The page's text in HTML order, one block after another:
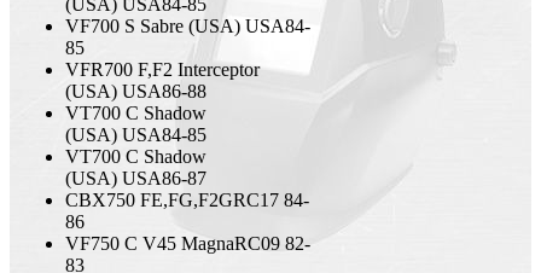
(USA) USA84-85
VF700 S Sabre (USA) USA84-
85
VFR700 F,F2 Interceptor
(USA) USA86-88
VT700 C Shadow
(USA) USA84-85
VT700 C Shadow
(USA) USA86-87
CBX750 FE,FG,F2GRC17 84-
86
VF750 C V45 MagnaRC09 82-
83